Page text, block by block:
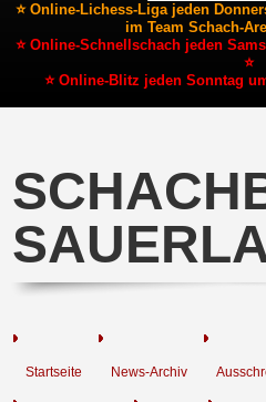
⭐ Online-Lichess-Liga jeden
im Team Schach-
⭐ Online-Schnellschach jeden
⭐
⭐ Online-Blitz jeden Sonntag
Startseite News-Archiv